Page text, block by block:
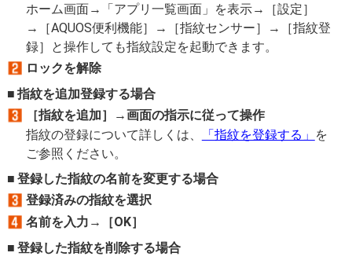
ホーム画面→「アプリ一覧画面」を表示→［設定］
→［AQUOS便利機能］→［指紋センサー］→［指紋登
録］と操作しても指紋設定を起動できます。
ロックを解除
指紋を追加登録する場合
［指紋を追加］→画面の指示に従って操作
指紋の登録について詳しくは、
「指紋を登録する」 を
ご参照ください。
登録した指紋の名前を変更する場合
登録済みの指紋を選択
名前を入力→［OK］
登録した指紋を削除する場合